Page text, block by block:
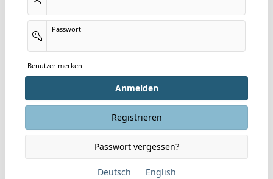
Passwort
Benutzer merken
Anmelden
Registrieren
Passwort vergessen?
Deutsch English